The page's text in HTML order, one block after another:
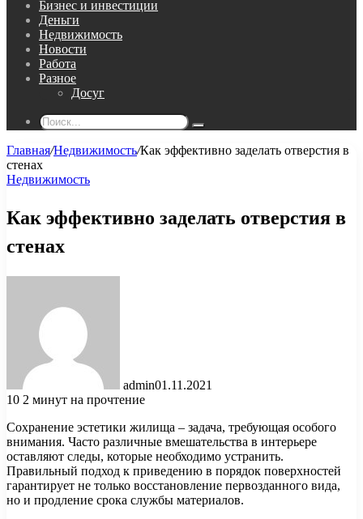
Бизнес и инвестиции
Деньги
Недвижимость
Новости
Работа
Разное
Досуг
Поиск...
Главная/Недвижимость/Как эффективно заделать отверстия в
стенах
Недвижимость
Как эффективно заделать отверстия в
стенах
admin01.11.2021
10 2 минут на прочтение
Сохранение эстетики жилища – задача, требующая особого
внимания. Часто различные вмешательства в интерьере
оставляют следы, которые необходимо устранить.
Правильный подход к приведению в порядок поверхностей
гарантирует не только восстановление первозданного вида,
но и продление срока службы материалов.